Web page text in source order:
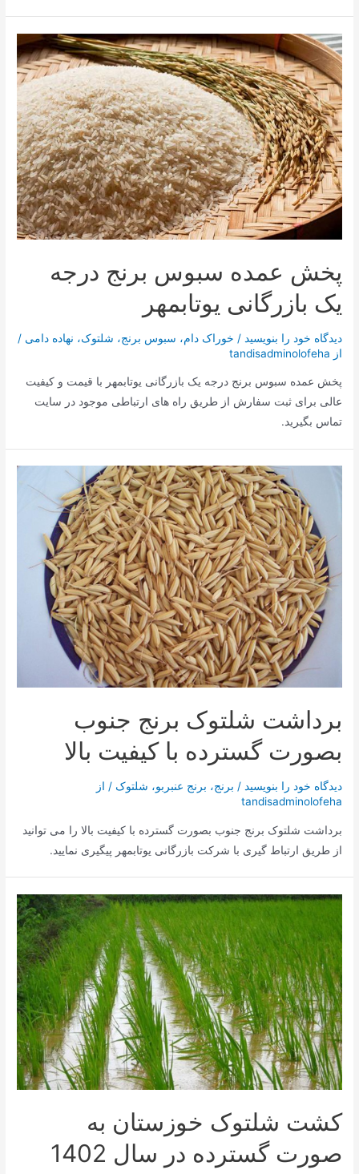
پخش عمده سبوس برنج درجه
یک بازرگانی یوتابمهر
دیدگاه‌ خود را بنویسید / خوراک دام، سبوس برنج، شلتوک، نهاده دامی /
از tandisadminolofeha
پخش عمده سبوس برنج درجه یک بازرگانی یوتابمهر با قیمت و کیفیت
عالی برای ثبت سفارش از طریق راه های ارتباطی موجود در سایت
تماس بگیرید.
برداشت شلتوک برنج جنوب
بصورت گسترده با کیفیت بالا
دیدگاه‌ خود را بنویسید / برنج، برنج عنبربو، شلتوک / از
tandisadminolofeha
برداشت شلتوک برنج جنوب بصورت گسترده با کیفیت بالا را می توانید
از طریق ارتباط گیری با شرکت بازرگانی یوتابمهر پیگیری نمایید.
کشت شلتوک خوزستان به
صورت گسترده در سال 1402